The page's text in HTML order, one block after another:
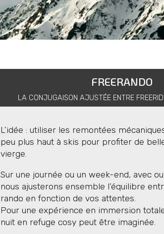
FREERANDO
LA CONJUGAISON AJUSTÉE ENTRE
L’idée : utiliser les remontées
peu plus haut à skis pour profiter de
vierge.
Sur une journée ou un week-end, avec
nous ajusterons ensemble l’équilibre
rando en fonction de vos attentes.
Pour une expérience en immersion
nuit en refuge cosy peut être imaginée.